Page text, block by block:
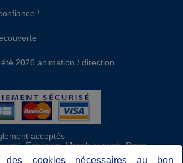
!
2026 animation / direction
acceptés
Espèces, Mandats cash, Bons
général, Chèques vacances, Carte
des cookies nécessaires au bon